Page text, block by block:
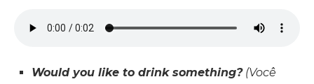
Would you like to drink something?(Você